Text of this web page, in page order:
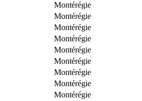
Montérégie
Montérégie
Montérégie
Montérégie
Montérégie
Montérégie
Montérégie
Montérégie
Montérégie